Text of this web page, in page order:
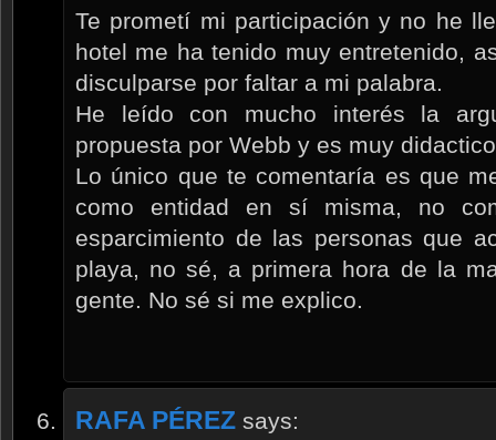
Te prometí mi participación y no he
hotel me ha tenido muy entretenido,
disculparse por faltar a mi palabra.
He leído con mucho interés la
propuesta por Webb y es muy
Lo único que te comentaría es que
como entidad en sí misma, no
esparcimiento de las personas que
playa, no sé, a primera hora de la
gente. No sé si me explico.
RAFA PÉREZ says: